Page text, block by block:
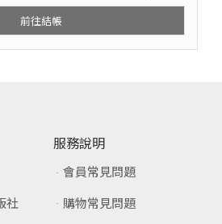
前往結帳
社
服務說明
會員常見問題
購物常見問題